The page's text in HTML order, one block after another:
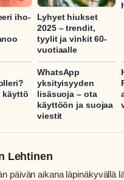
iho-
Lyhyet hiukset
2025 – trendit,
tyylit ja vinkit 60-
vuotiaalle
käyttö
WhatsApp
yksityisyyden
lisäsuoja – ota
käyttöön ja suojaa
viestit
Lehtinen
päivän aikana läpinäkyvällä